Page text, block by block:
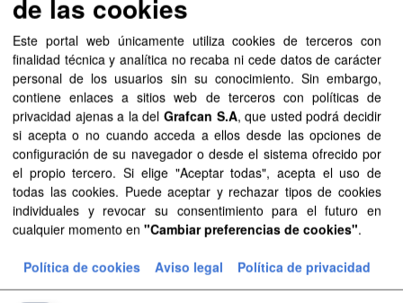
Planeamiento de Espacios Naturales de Tenerife
Planeamiento sistematizado de Espacios Naturales de la
isla de Tenerife. Esta información es producida y
mantenida por el Gobierno de Canarias y ha contado con
la financiación...
SIPU PDF HTML FIP
Planeamiento de Espacios Naturales de La Palma
Planeamiento sistematizado de Espacios Naturales de la
isla de La Palma. Esta información es producida y
mantenida por el Gobierno de Canarias y ha contado con
de las cookies
Este portal web únicamente utiliza cookies de terceros con
finalidad técnica y analítica no recaba ni cede datos de carácter
personal de los usuarios sin su conocimiento. Sin embargo,
contiene enlaces a sitios web de terceros con políticas de
privacidad ajenas a la del Grafcan S.A, que usted podrá decidir
si acepta o no cuando acceda a ellos desde las opciones de
configuración de su navegador o desde el sistema ofrecido por
el propio tercero. Si elige "Aceptar todas", acepta el uso de
todas las cookies. Puede aceptar y rechazar tipos de cookies
individuales y revocar su consentimiento para el futuro en
cualquier momento en "Cambiar preferencias de cookies".
Política de cookies Aviso legal Política de privacidad